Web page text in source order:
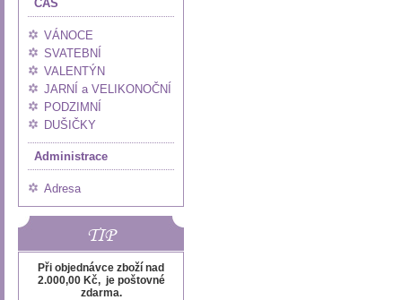
ČAS
VÁNOCE
SVATEBNÍ
VALENTÝN
JARNÍ a VELIKONOČNÍ
PODZIMNÍ
DUŠIČKY
Administrace
Adresa
TIP
Při objednávce zboží nad
2.000,00 Kč, je poštovné
zdarma.